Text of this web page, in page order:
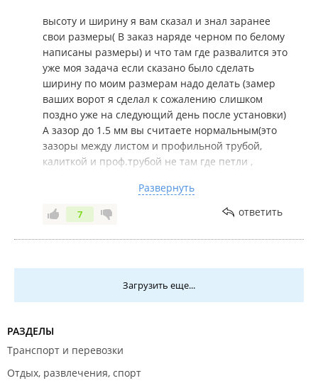
Вами демонтаже и добавит к ширине, заранее
знать невозможно, и вам, между прочим эту щель
мы закрыли, приварив пластины - Бесплатно!
высоту и ширину я вам сказал и знал заранее
свои размеры( В заказ наряде черном по белому
написаны размеры) и что там где развалится это
уже моя задача если сказано было сделать
ширину по моим размерам надо делать (замер
ваших ворот я сделал к сожалению слишком
поздно уже на следующий день после установки)
А зазор до 1.5 мм вы считаете нормальным(это
зазоры между листом и профильной трубой,
калиткой и проф.трубой не там где петли ,
местами ваш зазор полутора миллилитровый) а
зазор позже я обязательно замерю щупами и
обязательно выложу
Шарнир я очень надеюсь не ваш может мне его
как раньше их не использовали.Летом буду
снимать и красить молотковой краской так что
вскрытие покажет...
обрезанной болгаркой (У.Ш.М) на углах
примерно по пол сантиметра а не на углах до
закрыть и от туда идет наледь,задувает так как
Развернуть
7 ответить
Загрузить еще...
РАЗДЕЛЫ
Транспорт и перевозки
Отдых, развлечения, спорт